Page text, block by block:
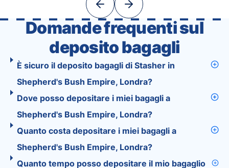
Domande frequenti sul
deposito bagagli
È sicuro il deposito bagagli di Stasher in
Shepherd's Bush Empire, Londra?
Dove posso depositare i miei bagagli a
Shepherd's Bush Empire, Londra?
Quanto costa depositare i miei bagagli a
Shepherd's Bush Empire, Londra?
Quanto tempo posso depositare il mio bagaglio